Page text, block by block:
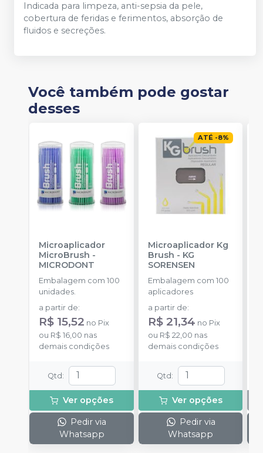
Indicada para limpeza, anti-sepsia da pele,
cobertura de feridas e ferimentos, absorção de
fluidos e secreções.
Você também pode gostar
desses
Microaplicador
MicroBrush -
MICRODONT
Embalagem com 100
unidades.
a partir de:
R$ 15,52 no Pix
ou R$ 16,00 nas
demais condições
Qtd :
Ver opções
Pedir via
Whatsapp
ATÉ -8%
Microaplicador Kg
Brush - KG
SORENSEN
Embalagem com 100
aplicadores
a partir de:
R$ 21,34 no Pix
ou R$ 22,00 nas
demais condições
Qtd :
Ver opções
Pedir via
Whatsapp